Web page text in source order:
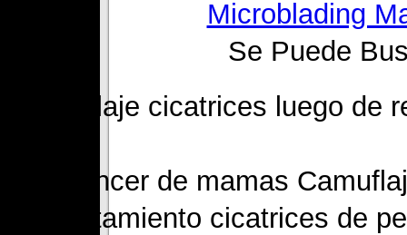
Se Puede
Camuflaje cicatrices luego de
Cáncer de mamas
Tratamiento cicatrices de